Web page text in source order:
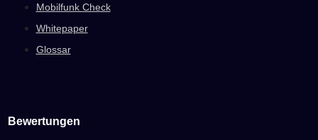
Mobilfunk Check
Whitepaper
Glossar
Bewertungen